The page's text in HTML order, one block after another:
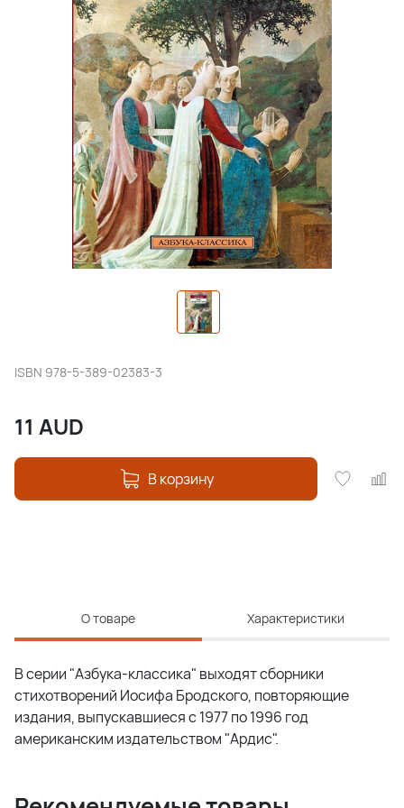
ISBN 978-5-389-02383-3
11 AUD
В корзину
О товаре Характеристики
В серии "Азбука-классика" выходят сборники
стихотворений Иосифа Бродского, повторяющие
издания, выпускавшиеся с 1977 по 1996 год
американским издательством "Ардис".